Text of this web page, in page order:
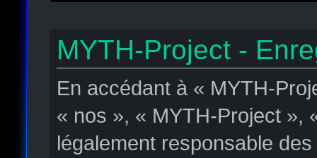
MYTH-Project -
En accédant à « MYTH-
« nos », « MYTH-Project »,
légalement responsable